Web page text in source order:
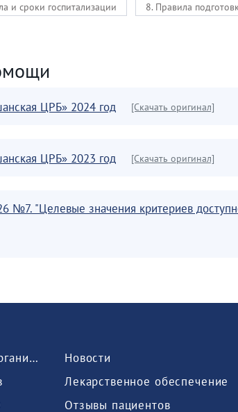
и сроки госпитализации
8. Правила
ЦРБ» 2024 год [Скачать оригинал]
ЦРБ» 2023 год [Скачать оригинал]
№7. "Целевые значения критериев
Сведения о медицинской организации
Новости
Лекарственное обеспечение
Отзывы пациентов